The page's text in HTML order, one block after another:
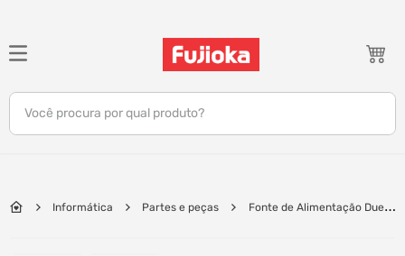
Você procura por qual produto?
Informática Partes e peças
Fonte de Alimentação Duex
TERMOS MAIS BUSCADOS
1º
notebook
5º
jbl